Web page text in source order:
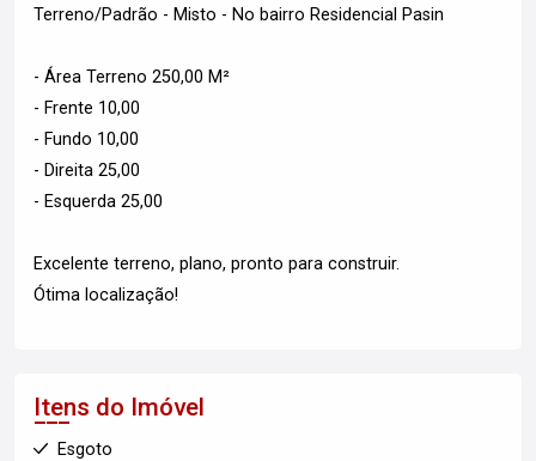
Terreno/Padrão - Misto - No bairro Residencial Pasin
- Área Terreno 250,00 M²
- Frente 10,00
- Fundo 10,00
- Direita 25,00
- Esquerda 25,00
Excelente terreno, plano, pronto para construir.
Ótima localização!
Itens do Imóvel
Esgoto